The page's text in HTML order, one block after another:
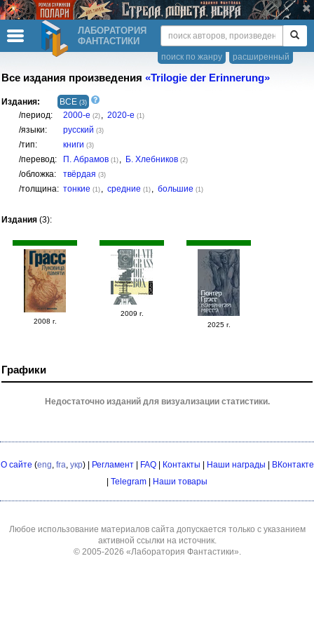
ЛАБОРАТОРИЯ
ФАНТАСТИКИ
расширенный
поиск по жанру
Все издания произведения «Trilogie der Erinnerung»
Издания: ВСЕ (3)
/период: 2000-е (2) , 2020-е (1)
/языки: русский (3)
/тип: книги (3)
/перевод: П. Абрамов (1) , Б. Хлебников (2)
/обложка: твёрдая (3)
/толщина: тонкие (1) , средние (1) , большие (1)
Издания (3):
2008 г.
2009 г.
2025 г.
Графики
Недостаточно изданий для визуализации статистики.
О сайте (eng, fra, укр) | Регламент| FAQ| Контакты Наши награды
ВКонтакте
Telegram Наши товары
Любое использование материалов сайта допускается только с указанием
активной ссылки на источник.
© 2005-2026 «Лаборатория Фантастики».